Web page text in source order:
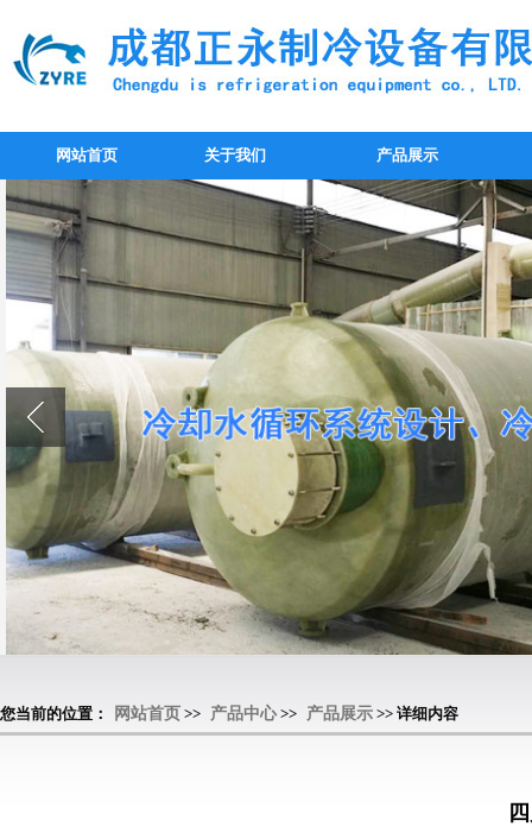
网站首页 关于我们 产品展示
您当前的位置： 网站首页 >> 产品中心>> 产品展示 >> 详细内容